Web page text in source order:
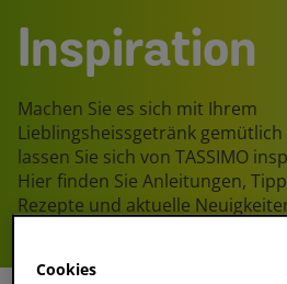
Inspiration
Machen Sie es sich mit Ihrem
Lieblingsheissgetränk
lassen Sie sich von TASSIMO
Hier finden Sie Anleitungen,
Rezepte und aktuelle
Cookies